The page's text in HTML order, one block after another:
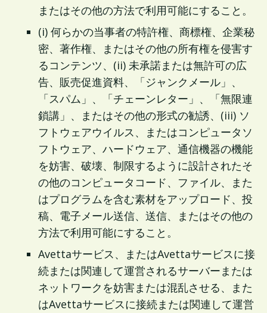
またはその他の方法で利用可能にすること。
(i) 何らかの当事者の特許権、商標権、企業秘
密、著作権、またはその他の所有権を侵害す
るコンテンツ、(ii) 未承諾または無許可の広
告、販売促進資料、「ジャンクメール」、
「スパム」、「チェーンレター」、「無限連
鎖講」、またはその他の形式の勧誘、(iii) ソ
フトウェアウイルス、またはコンピュータソ
フトウェア、ハードウェア、通信機器の機能
を妨害、破壊、制限するように設計されたそ
の他のコンピュータコード、ファイル、また
はプログラムを含む素材をアップロード、投
稿、電子メール送信、送信、またはその他の
方法で利用可能にすること。
Avettaサービス、またはAvettaサービスに接
続または関連して運営されるサーバーまたは
ネットワークを妨害または混乱させる、また
はAvettaサービスに接続または関連して運営